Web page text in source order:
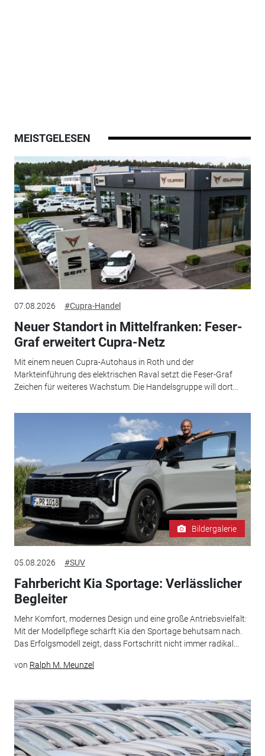
MEISTGELESEN
07.08.2026 #Cupra-Handel
Neuer Standort in Mittelfranken: Feser-
Graf erweitert Cupra-Netz
Mit einem neuen Cupra-Autohaus in Roth und der
Markteinführung des elektrischen Raval setzt die Feser-Graf
Zeichen für weiteres Wachstum. Die Handelsgruppe will dort...
Bildergalerie
05.08.2026 #SUV
Fahrbericht Kia Sportage: Verlässlicher
Begleiter
Mehr Komfort, modernes Design und eine große Antriebsvielfalt:
Mit der Modellpflege schärft Kia den Sportage behutsam nach.
Das Erfolgsmodell zeigt, dass Fortschritt nicht immer radikal...
von Ralph M. Meunzel